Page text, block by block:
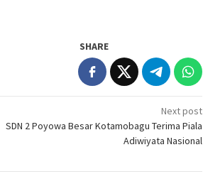
SHARE
Next post
SDN 2 Poyowa Besar Kotamobagu Terima Piala
Adiwiyata Nasional